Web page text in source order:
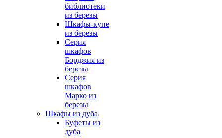
библиотеки
из березы
Шкафы-купе
из березы
Серия
шкафов
Борджия из
березы
Серия
шкафов
Марко из
березы
Шкафы из дуба
Буфеты из
дуба